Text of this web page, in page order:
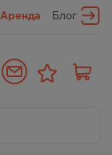
Аренда Блог